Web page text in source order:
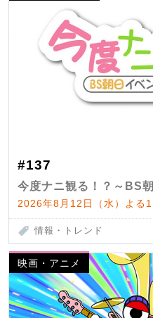
#137
今度ナニ観る！？～BS
2026年8月12日（水）よる
情報・トレンド
映画・アニメ